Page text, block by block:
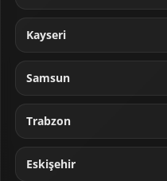
Kayseri
Samsun
Trabzon
Eskişehir